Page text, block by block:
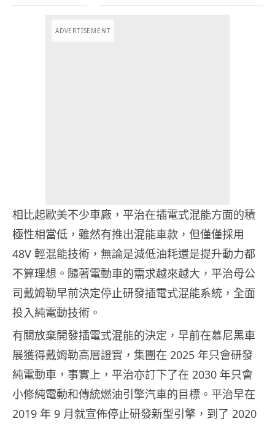
ADVERTISEMENT
相比起歐美不少車廠，平治在插電式混能方面的積
極性相當低，雖然有推出混能車款，但僅僅採用
48V 輕混能技術，無論是減低油耗還是提升動力都
不算理想。隨著電動車的需求越來越大，平治母公
司戴姆勒早前決定停止研發插電式混能系統，全面
投入純電動技術。
有關放棄開發插電式混能的決定，早前在慕尼黑車
展獲得戴姆勒高層證實，集團在 2025 年只會研發
純電動車，事實上，平治亦訂下了在 2030 年只會
小修純電動和傳統燃油引擎汽車的目標。平治早在
2019 年 9 月就宣佈停止研發新型引擎，到了 2020